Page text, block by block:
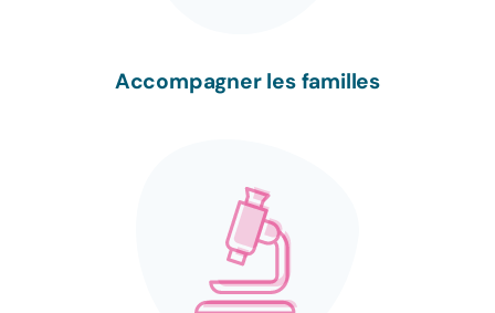
Accompagner les familles